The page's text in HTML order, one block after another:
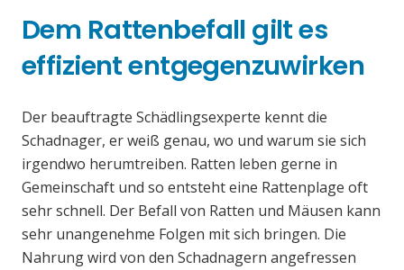
Dem Rattenbefall gilt es
effizient entgegenzuwirken
Der beauftragte Schädlingsexperte kennt die
Schadnager, er weiß genau, wo und warum sie sich
irgendwo herumtreiben. Ratten leben gerne in
Gemeinschaft und so entsteht eine Rattenplage oft
sehr schnell. Der Befall von Ratten und Mäusen kann
sehr unangenehme Folgen mit sich bringen. Die
Nahrung wird von den Schadnagern angefressen